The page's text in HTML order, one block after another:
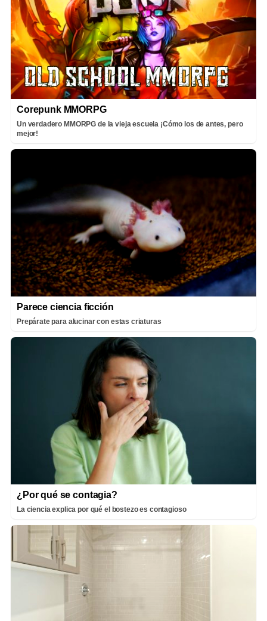
Corepunk MMORPG
Un verdadero MMORPG de la vieja escuela ¡Cómo los de antes, pero
mejor!
Parece ciencia ficción
Prepárate para alucinar con estas criaturas
¿Por qué se contagia?
La ciencia explica por qué el bostezo es contagioso